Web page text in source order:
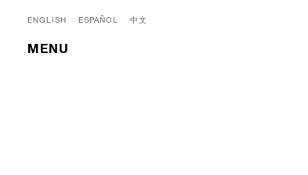
ENGLISH ESPAÑOL 中文
MENU